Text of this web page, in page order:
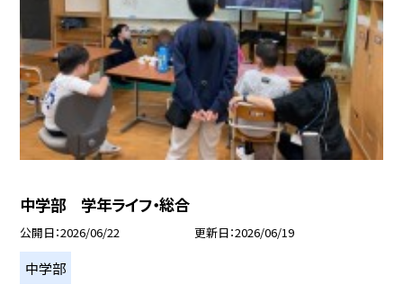
中学部 学年ライフ・総合
公開日 2026/06/22 更新日 2026/06/19
中学部